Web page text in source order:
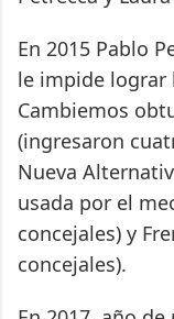
En 2015 Pablo
le impide lograr
Cambiemos
(ingresaron
Nueva
usada por el
concejales) y
concejales).